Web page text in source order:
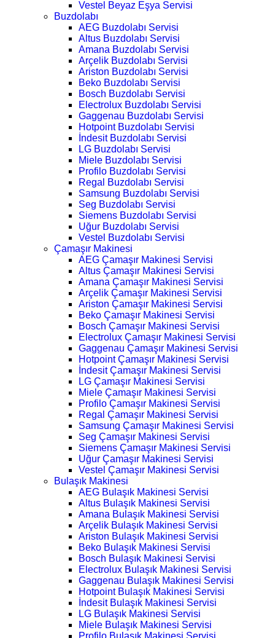
Vestel Beyaz Eşya Servisi
Buzdolabı
AEG Buzdolabı Servisi
Altus Buzdolabı Servisi
Amana Buzdolabı Servisi
Arçelik Buzdolabı Servisi
Ariston Buzdolabı Servisi
Beko Buzdolabı Servisi
Bosch Buzdolabı Servisi
Electrolux Buzdolabı Servisi
Gaggenau Buzdolabı Servisi
Hotpoint Buzdolabı Servisi
İndesit Buzdolabı Servisi
LG Buzdolabı Servisi
Miele Buzdolabı Servisi
Profilo Buzdolabı Servisi
Regal Buzdolabı Servisi
Samsung Buzdolabı Servisi
Seg Buzdolabı Servisi
Siemens Buzdolabı Servisi
Uğur Buzdolabı Servisi
Vestel Buzdolabı Servisi
Çamaşır Makinesi
AEG Çamaşır Makinesi Servisi
Altus Çamaşır Makinesi Servisi
Amana Çamaşır Makinesi Servisi
Arçelik Çamaşır Makinesi Servisi
Ariston Çamaşır Makinesi Servisi
Beko Çamaşır Makinesi Servisi
Bosch Çamaşır Makinesi Servisi
Electrolux Çamaşır Makinesi Servisi
Gaggenau Çamaşır Makinesi Servisi
Hotpoint Çamaşır Makinesi Servisi
İndesit Çamaşır Makinesi Servisi
LG Çamaşır Makinesi Servisi
Miele Çamaşır Makinesi Servisi
Profilo Çamaşır Makinesi Servisi
Regal Çamaşır Makinesi Servisi
Samsung Çamaşır Makinesi Servisi
Seg Çamaşır Makinesi Servisi
Siemens Çamaşır Makinesi Servisi
Uğur Çamaşır Makinesi Servisi
Vestel Çamaşır Makinesi Servisi
Bulaşık Makinesi
AEG Bulaşık Makinesi Servisi
Altus Bulaşık Makinesi Servisi
Amana Bulaşık Makinesi Servisi
Arçelik Bulaşık Makinesi Servisi
Ariston Bulaşık Makinesi Servisi
Beko Bulaşık Makinesi Servisi
Bosch Bulaşık Makinesi Servisi
Electrolux Bulaşık Makinesi Servisi
Gaggenau Bulaşık Makinesi Servisi
Hotpoint Bulaşık Makinesi Servisi
İndesit Bulaşık Makinesi Servisi
LG Bulaşık Makinesi Servisi
Miele Bulaşık Makinesi Servisi
Profilo Bulaşık Makinesi Servisi